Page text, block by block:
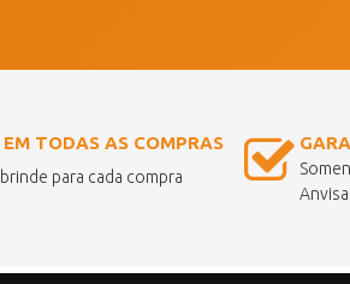
EM TODAS AS COMPRAS
para cada compra
Anvisa